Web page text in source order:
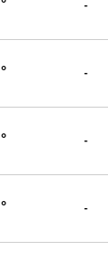
° -
° -
° -
° -